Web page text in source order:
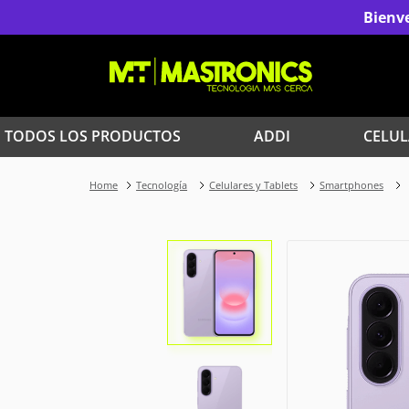
TODOS LOS PRODUCTOS ADDI
Tecnología Celulares y Tablets Smartphones
Iphone